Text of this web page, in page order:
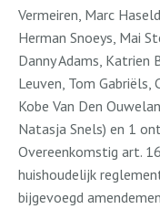
Vermeiren, Marc
Herman Snoeys, Mai
Danny Adams, Katrien
Leuven, Tom Gabriëls,
Kobe Van Den
Natasja Snels) en 1
Overeenkomstig art.
huishoudelijk
bijgevoegd